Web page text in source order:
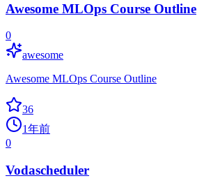
Awesome MLOps Course Outline
0
awesome
Awesome MLOps Course Outline
36
1年前
0
Vodascheduler